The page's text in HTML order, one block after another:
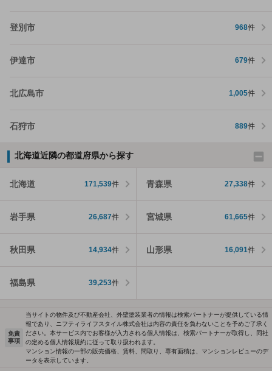
登別市 968件
伊達市 679件
北広島市 1,005件
石狩市 889件
北海道近隣の都道府県から探す
北海道 171,539件 青森県 27,338件
岩手県 26,687件 宮城県 61,665件
秋田県 14,934件 山形県 16,091件
福島県 39,253件
免責
事項
当サイトの物件及び不動産会社、外壁塗装業者の情報は検索パートナーが提供している情
報であり、ニフティライフスタイル株式会社は内容の責任を負わないことを予めご了承く
ださい。本サービス内でお客様が入力される個人情報は、検索パートナーが取得し、同社
の定める個人情報規約に従って取り扱われます。
マンション情報の一部の販売価格、賃料、間取り、専有面積は、マンションレビューのデ
ータを表示しています。